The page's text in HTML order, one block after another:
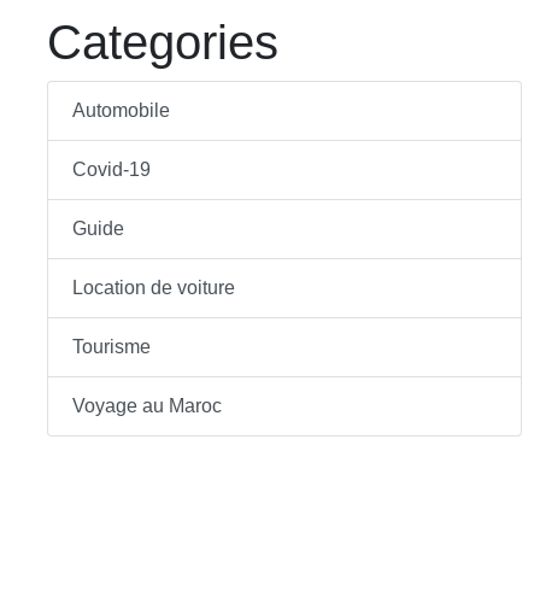
Categories
Automobile
Covid-19
Guide
Location de voiture
Tourisme
Voyage au Maroc